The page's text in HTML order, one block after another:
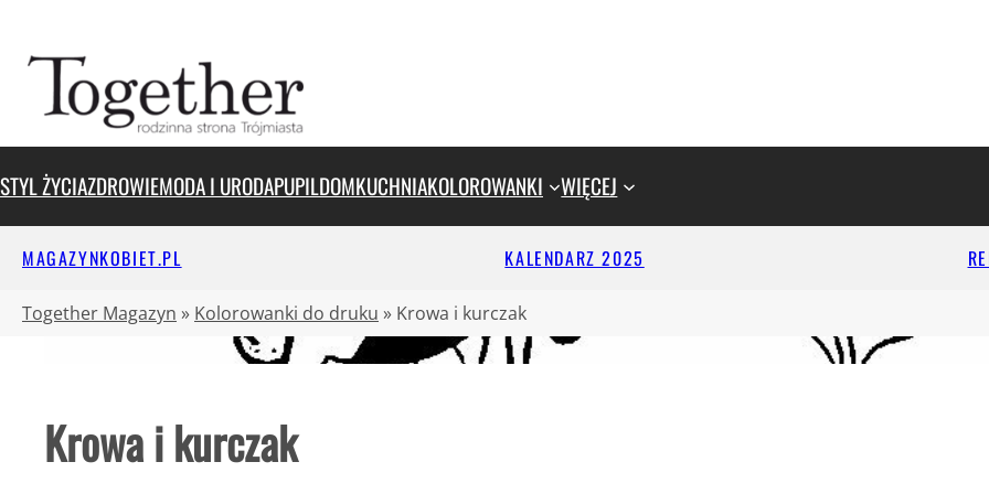
treści
STYL ŻYCIAZDROWIEMODA I URODAPUPILDOMKUCHNIAKOLOROWANKI WIĘCEJ
MAGAZYNKOBIET.PL KALENDARZ 2025
Together Magazyn » Kolorowanki do druku » Krowa i kurczak
Krowa i kurczak